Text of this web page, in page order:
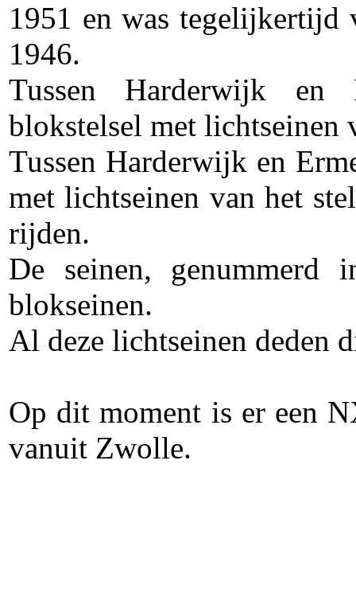
1951 en was tegelijkertijd
1946.
Tussen Harderwijk en
blokstelsel met lichtseinen
Tussen Harderwijk en
met lichtseinen van het
rijden.
De seinen, genummerd
blokseinen.
Al deze lichtseinen deden
Op dit moment is er een
vanuit Zwolle.